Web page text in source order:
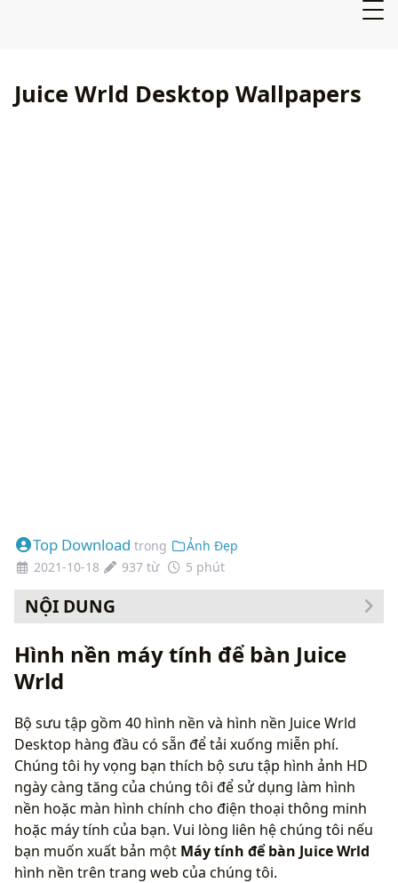
Juice Wrld Desktop Wallpapers
Top Download trong
Ảnh Đẹp
2021-10-18
937 từ 5 phút
NỘI DUNG
Hình nền máy tính để bàn Juice
Wrld
Bộ sưu tập gồm 40 hình nền và hình nền Juice Wrld
Desktop hàng đầu có sẵn để tải xuống miễn phí.
Chúng tôi hy vọng bạn thích bộ sưu tập hình ảnh HD
ngày càng tăng của chúng tôi để sử dụng làm hình
nền hoặc màn hình chính cho điện thoại thông minh
hoặc máy tính của bạn. Vui lòng liên hệ chúng tôi nếu
bạn muốn xuất bản một Máy tính để bàn Juice Wrld
hình nền trên trang web của chúng tôi.